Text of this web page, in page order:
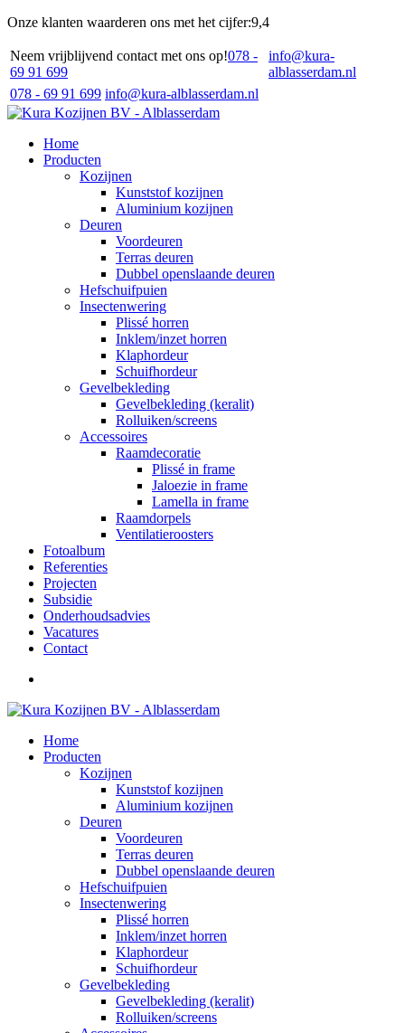
Onze klanten waarderen ons met het cijfer:9,4
Neem vrijblijvend contact met ons op!078 -
69 91 699
info@kura-
alblasserdam.nl
078 - 69 91 699 info@kura-alblasserdam.nl
Home
Producten
Kozijnen
Kunststof kozijnen
Aluminium kozijnen
Deuren
Voordeuren
Terras deuren
Dubbel openslaande deuren
Hefschuifpuien
Insectenwering
Plissé horren
Inklem/inzet horren
Klaphordeur
Schuifhordeur
Gevelbekleding
Gevelbekleding (keralit)
Rolluiken/screens
Accessoires
Raamdecoratie
Plissé in frame
Jaloezie in frame
Lamella in frame
Raamdorpels
Ventilatieroosters
Fotoalbum
Referenties
Projecten
Subsidie
Onderhoudsadvies
Vacatures
Contact
Home
Producten
Kozijnen
Kunststof kozijnen
Aluminium kozijnen
Deuren
Voordeuren
Terras deuren
Dubbel openslaande deuren
Hefschuifpuien
Insectenwering
Plissé horren
Inklem/inzet horren
Klaphordeur
Schuifhordeur
Gevelbekleding
Gevelbekleding (keralit)
Rolluiken/screens